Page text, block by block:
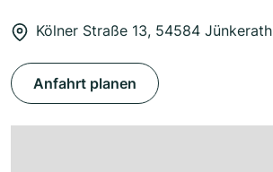
Kölner Straße 13, 54584 Jünkerath
Anfahrt planen